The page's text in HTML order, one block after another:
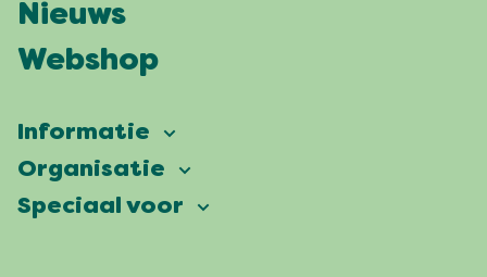
Nieuws
Webshop
Informatie
Vierdaagsefeesten
Veelgestelde vragen
Organisatie
Onze ambitie
Speciaal voor